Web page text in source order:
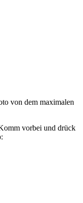
von dem maximalen
vorbei und drück